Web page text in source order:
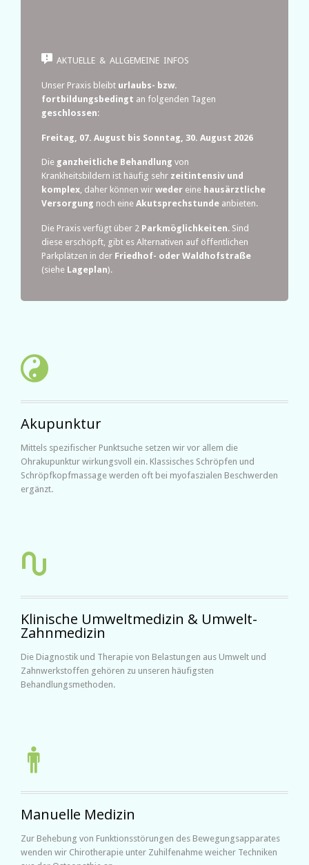
 AKTUELLE & ALLGEMEINE INFOS
Unser Praxis bleibt urlaubs- bzw.
fortbildungsbedingt an folgenden Tagen
geschlossen:
Freitag, 07. August bis Sonntag, 30. August 2026
Die ganzheitliche Behandlung von
Krankheitsbildern ist häufig sehr zeitintensiv und
komplex, daher können wir weder eine hausärztliche
Versorgung noch eine Akutsprechstunde anbieten.
Die Praxis verfügt über 2 Parkmöglichkeiten. Sind
diese erschöpft, gibt es Alternativen auf öffentlichen
Parkplätzen in der Friedhof- oder Waldhofstraße
(siehe Lageplan).

Akupunktur
Mittels spezifischer Punktsuche setzen wir vor allem die
Ohrakupunktur wirkungsvoll ein. Klassisches Schröpfen und
Schröpfkopfmassage werden oft bei myofaszialen Beschwerden
ergänzt.

Klinische Umweltmedizin & Umwelt-
Zahnmedizin
Die Diagnostik und Therapie von Belastungen aus Umwelt und
Zahnwerkstoffen gehören zu unseren häufigsten
Behandlungsmethoden.

Manuelle Medizin
Zur Behebung von Funktionsstörungen des Bewegungsapparates
wenden wir Chirotherapie unter Zuhilfenahme weicher Techniken